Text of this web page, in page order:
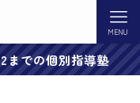
MENU
までの個別指導塾